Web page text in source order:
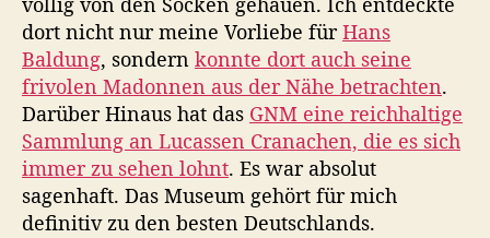
dort nicht nur meine Vorliebe fürHans
Baldung, sondern konnte dort auch seine
frivolen Madonnen aus der Nähe betrachten.
Darüber Hinaus hat das GNM eine reichhaltige
Sammlung an Lucassen Cranachen, die es sich
immer zu sehen lohnt. Es war absolut
sagenhaft. Das Museum gehört für mich
definitiv zu den besten Deutschlands.